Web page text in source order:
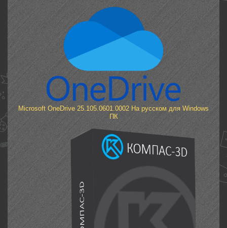
Microsoft OneDrive 25.105.0601.0002 На русском для Windows
ПК